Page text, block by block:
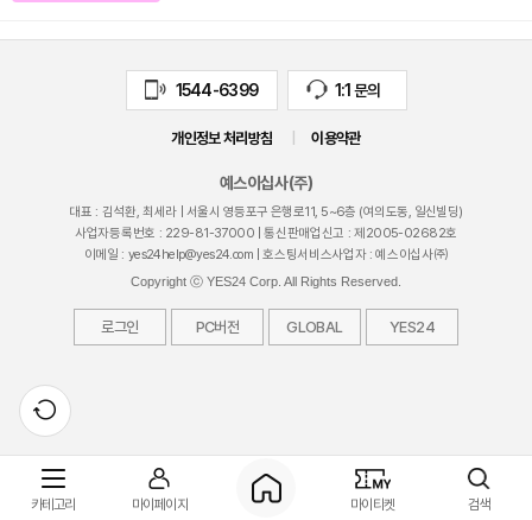
카테고리 마이페이지 마이티켓 검색
1544-6399 1:1 문의
개인정보 처리방침 이용약관
예스이십사(주)
대표 : 김석환, 최세라 | 서울시 영등포구 은행로11, 5~6층 (여의도동, 일신빌딩)
사업자등록번호 : 229-81-37000 | 통신판매업신고 : 제2005-02682호
이메일 : yes24help@yes24.com | 호스팅서비스사업자 : 예스이십사㈜
Copyright ⓒ YES24 Corp. All Rights Reserved.
로그인 PC버전 GLOBAL YES24